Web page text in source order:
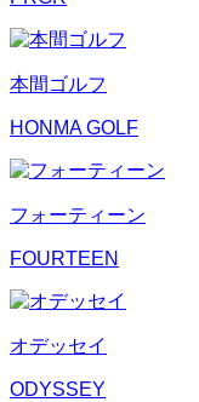
本間ゴルフ
HONMA GOLF
フォーティーン
FOURTEEN
オデッセイ
ODYSSEY